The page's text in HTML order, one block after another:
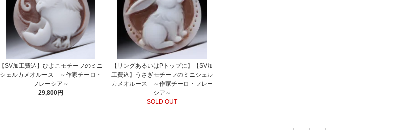
【SV加工費込】ひよこモチーフのミニ
シェルカメオルース ～作家チーロ・
フレーシア～
29,800円
【リングあるいはPトップに】【SV加
工費込】うさぎモチーフのミニシェル
カメオルース ～作家チーロ・フレー
シア～
SOLD OUT